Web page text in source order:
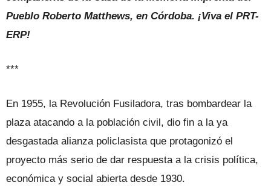
Pueblo Roberto Matthews, en Córdoba. ¡Viva el PRT-
ERP!
***
En 1955, la Revolución Fusiladora, tras bombardear la
plaza atacando a la población civil, dio fin a la ya
desgastada alianza policlasista que protagonizó el
proyecto más serio de dar respuesta a la crisis política,
económica y social abierta desde 1930.